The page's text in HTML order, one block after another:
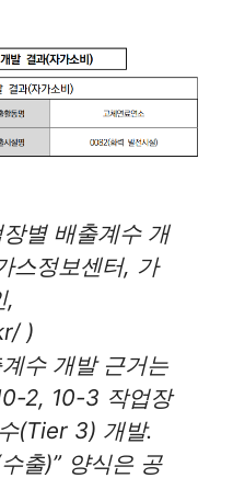
별 배출계수 개
스정보센터, 가
,
)
수 개발 근거는
2, 10-3 작업장
(Tier 3) 개발․
출)” 양식은 공